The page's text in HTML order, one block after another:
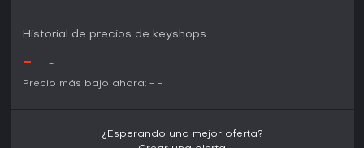
Historial de precios de keyshops
- - -
Precio más bajo ahora: - -
¿Esperando una mejor oferta?